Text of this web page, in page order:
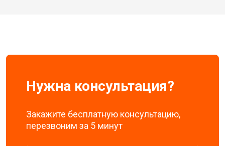
Нужна консультация?
Закажите бесплатную консультацию,
перезвоним за 5 минут